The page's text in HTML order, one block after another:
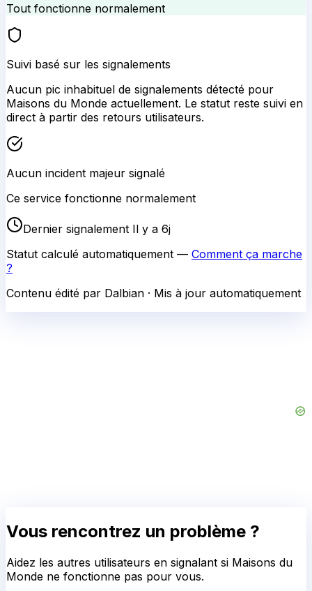
Tout fonctionne normalement
Suivi basé sur les signalements
Aucun pic inhabituel de signalements détecté pour
Maisons du Monde actuellement. Le statut reste suivi en
direct à partir des retours utilisateurs.
Aucun incident majeur signalé
Ce service fonctionne normalement
Dernier signalement Il y a 6j
Statut calculé automatiquement — Comment ça marche
?
Contenu édité par Dalbian · Mis à jour automatiquement
Vous rencontrez un problème ?
Aidez les autres utilisateurs en signalant si Maisons du
Monde ne fonctionne pas pour vous.